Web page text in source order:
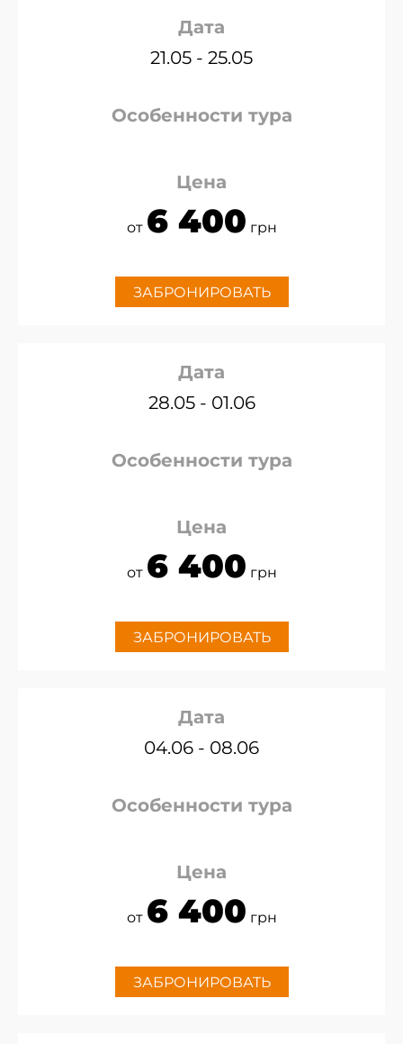
Дата
21.05 - 25.05
Особенности тура
Цена
от 6 400 грн
ЗАБРОНИРОВАТЬ
Дата
28.05 - 01.06
Особенности тура
Цена
от 6 400 грн
ЗАБРОНИРОВАТЬ
Дата
04.06 - 08.06
Особенности тура
Цена
от 6 400 грн
ЗАБРОНИРОВАТЬ